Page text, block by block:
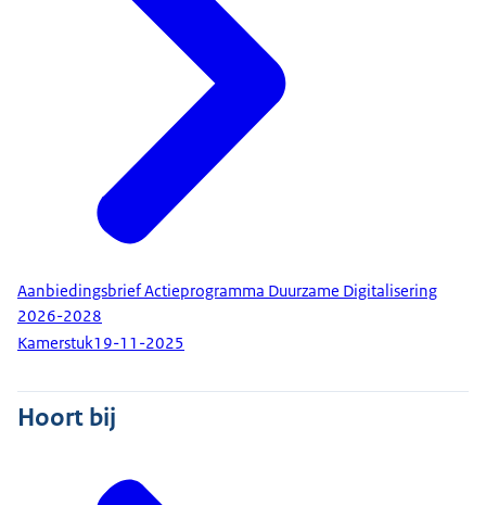
Aanbiedingsbrief Actieprogramma Duurzame Digitalisering
2026-2028
Kamerstuk19-11-2025
Hoort bij